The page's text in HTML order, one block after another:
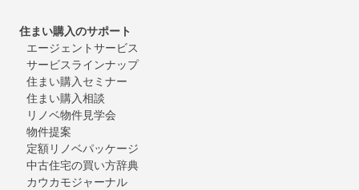
住まい購入のサポート
エージェントサービス
サービスラインナップ
住まい購入セミナー
住まい購入相談
リノベ物件見学会
物件提案
定額リノベパッケージ
中古住宅の買い方辞典
カウカモジャーナル